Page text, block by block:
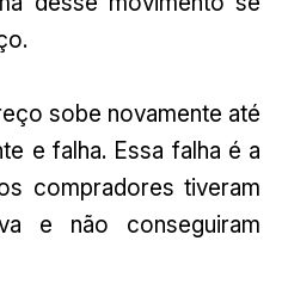
sobe novamente até
e falha. Essa falha é a
compradores tiveram
e não conseguiram